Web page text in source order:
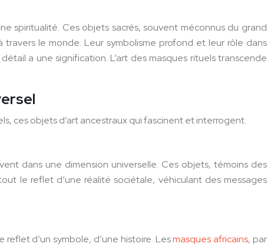
spiritualité. Ces objets sacrés, souvent méconnus du grand
le monde. Leur symbolisme profond et leur rôle dans
a une signification. L’art des masques rituels transcende
ces objets d’art ancestraux qui fascinent et interrogent.
dans une dimension universelle. Ces objets, témoins des
le reflet d’une réalité sociétale, véhiculant des messages
d’un symbole, d’une histoire. Lesmasques africains, par